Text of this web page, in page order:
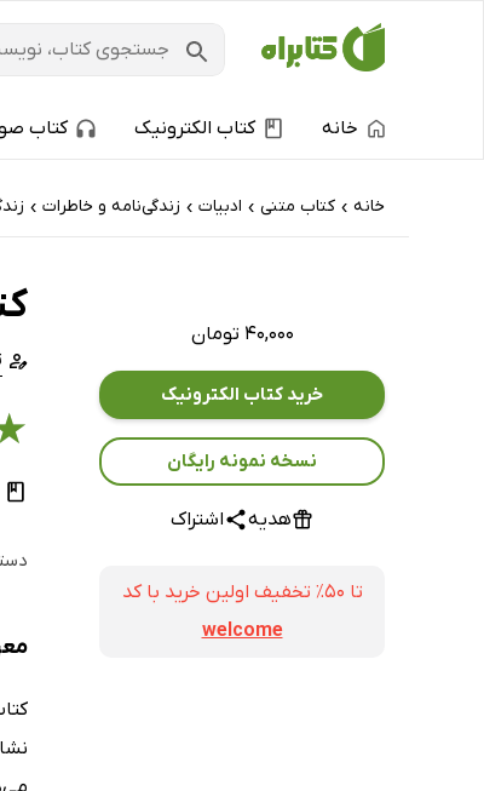
خانه کتاب الکترونیک کتاب
خانه › کتاب‌ متنی › ادبیات › زندگی‌نامه و خاطرات ›
۴۰,۰۰۰ تومان
خرید کتاب الکترونیک
نسخه نمونه رایگان
هدیه اشتراک
تا ۵۰٪ تخفیف اولین خرید با کد
welcome